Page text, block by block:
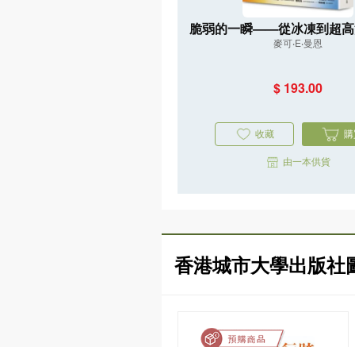
脆弱的一瞬——從冰凍到超
重返45億年氣候史，直指人
麥可‧E‧曼恩
$ 193.00
收藏
由一本供貨
香港城市大學出版社